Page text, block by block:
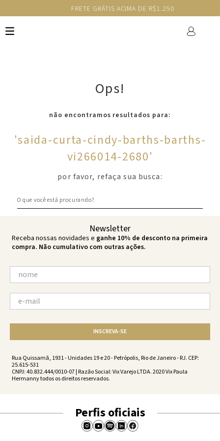
FRETE GRÁTIS ACIMA DE R$1.250
Ops!
não encontramos resultados para:
'saida-curta-cindy-barths-barths-
vi266014-2680'
por favor, refaça sua busca:
Newsletter
Receba nossas novidades e ganhe 10% de desconto na primeira
compra. Não cumulativo com outras ações.
INSCREVA-SE
Rua Quissamã, 1931 - Unidades 19 e 20 - Petrópolis, Rio de Janeiro - RJ. CEP:
25.615-531
CNPJ: 40.832.444/0010-07 | Razão Social: Vix Varejo LTDA. 2020 Vix Paula
Hermanny todos os direitos reservados.
Perfis oficiais